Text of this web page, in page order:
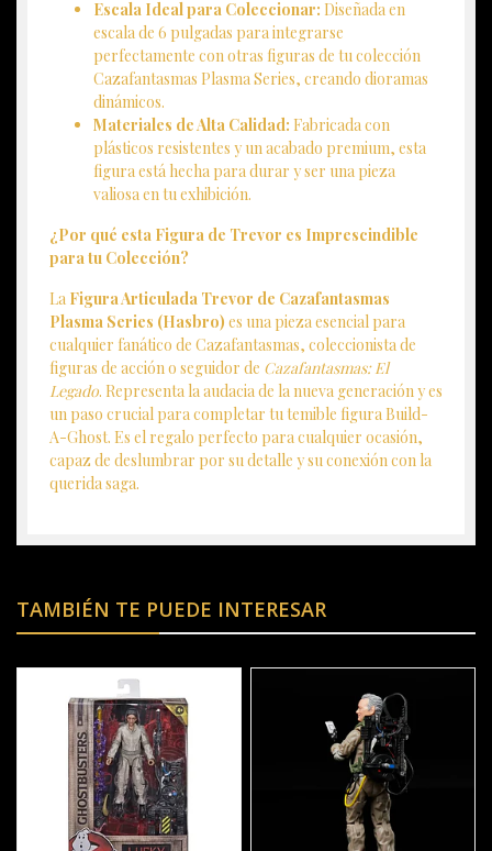
Escala Ideal para Coleccionar: Diseñada en
escala de 6 pulgadas para integrarse
perfectamente con otras figuras de tu colección
Cazafantasmas Plasma Series, creando dioramas
dinámicos.
Materiales de Alta Calidad: Fabricada con
plásticos resistentes y un acabado premium, esta
figura está hecha para durar y ser una pieza
valiosa en tu exhibición.
¿Por qué esta Figura de Trevor es Imprescindible
para tu Colección?
La Figura Articulada Trevor de Cazafantasmas
Plasma Series (Hasbro) es una pieza esencial para
cualquier fanático de Cazafantasmas, coleccionista de
figuras de acción o seguidor de Cazafantasmas: El
Legado. Representa la audacia de la nueva generación y es
un paso crucial para completar tu temible figura Build-
A-Ghost. Es el regalo perfecto para cualquier ocasión,
capaz de deslumbrar por su detalle y su conexión con la
querida saga.
TAMBIÉN TE PUEDE INTERESAR